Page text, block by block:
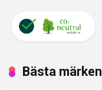
Bästa märken